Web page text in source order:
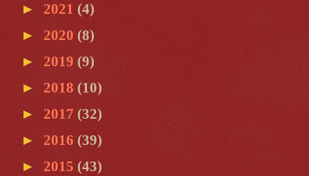
► 2021 (4)
► 2020 (8)
► 2019 (9)
► 2018 (10)
► 2017 (32)
► 2016 (39)
► 2015 (43)